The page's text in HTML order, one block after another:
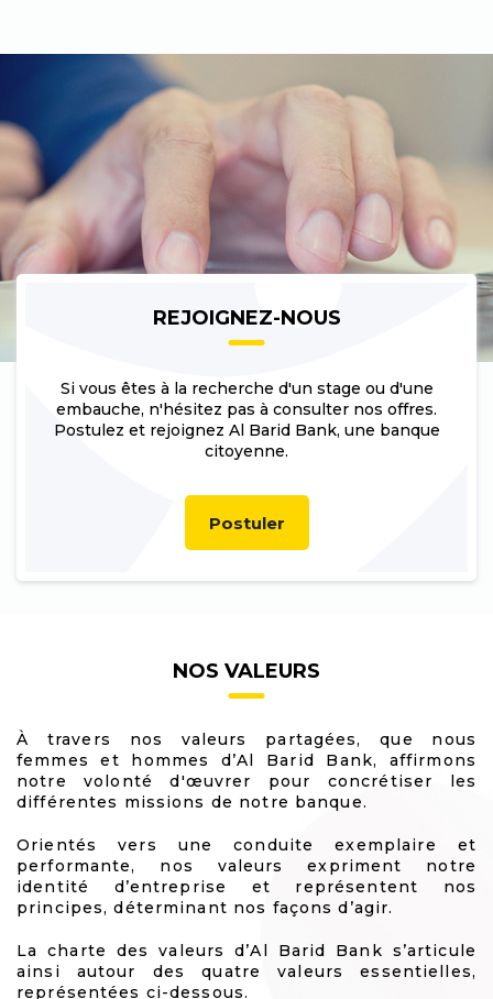
REJOIGNEZ-NOUS
Si vous êtes à la recherche d'un stage ou d'une
embauche, n'hésitez pas à consulter nos offres.
Postulez et rejoignez Al Barid Bank, une banque
citoyenne.
Postuler
NOS VALEURS
À travers nos valeurs partagées, que nous
femmes et hommes d’Al Barid Bank, affirmons
notre volonté d'œuvrer pour concrétiser les
différentes missions de notre banque.
Orientés vers une conduite exemplaire et
performante, nos valeurs expriment notre
identité d’entreprise et représentent nos
principes, déterminant nos façons d’agir.
La charte des valeurs d’Al Barid Bank s’articule
ainsi autour des quatre valeurs essentielles,
représentées ci-dessous.